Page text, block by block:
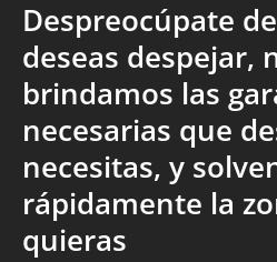
Despreocúpate
deseas despejar,
brindamos las
necesarias que
necesitas, y
rápidamente la
quieras